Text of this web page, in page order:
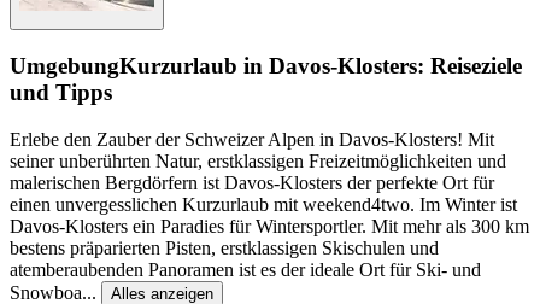
UmgebungKurzurlaub in Davos-Klosters: Reiseziele
und Tipps
Erlebe den Zauber der Schweizer Alpen in Davos-Klosters! Mit
seiner unberührten Natur, erstklassigen Freizeitmöglichkeiten und
malerischen Bergdörfern ist Davos-Klosters der perfekte Ort für
einen unvergesslichen Kurzurlaub mit weekend4two. Im Winter ist
Davos-Klosters ein Paradies für Wintersportler. Mit mehr als 300 km
bestens präparierten Pisten, erstklassigen Skischulen und
atemberaubenden Panoramen ist es der ideale Ort für Ski- und
Snowboa... Alles anzeigen